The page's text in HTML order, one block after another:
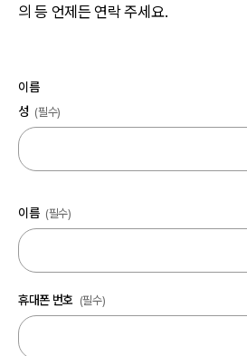
의 등 언제든 연락 주세요.
이름
성 (필수)
이름 (필수)
휴대폰 번호 (필수)